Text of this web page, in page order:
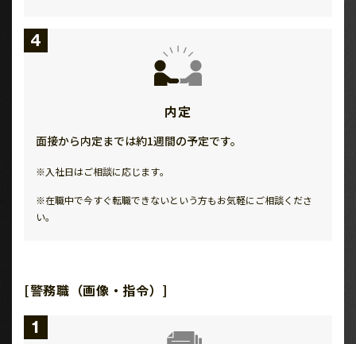
4
内定
面接から内定までは約1週間の予定です。
※入社日はご相談に応じます｡
※在職中で今すぐ転職できないという方もお気軽にご相談くださ
い。
[警務職（画像・指令）]
1